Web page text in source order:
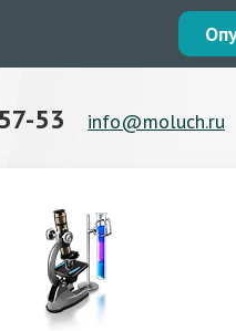
53 info@moluch.ru